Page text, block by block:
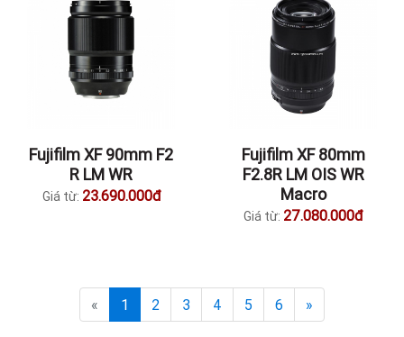
Fujifilm XF 90mm F2
R LM WR
Giá từ: 23.690.000đ
Fujifilm XF 80mm
F2.8R LM OIS WR
Macro
Giá từ: 27.080.000đ
« 1 2 3 4 5 6 »